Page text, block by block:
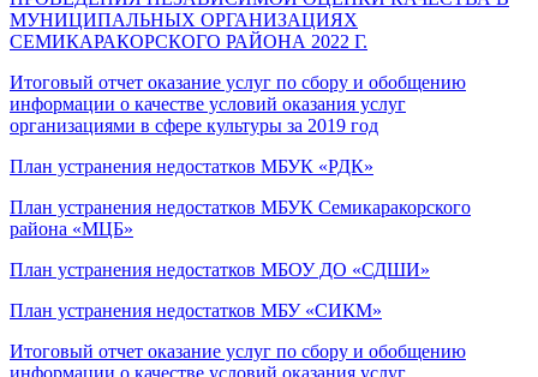
МУНИЦИПАЛЬНЫХ ОРГАНИЗАЦИЯХ
СЕМИКАРАКОРСКОГО РАЙОНА 2022 Г.
Итоговый отчет оказание услуг по сбору и обобщению
информации о качестве условий оказания услуг
организациями в сфере культуры за 2019 год
План устранения недостатков МБУК «РДК»
План устранения недостатков МБУК Семикаракорского
района «МЦБ»
План устранения недостатков МБОУ ДО «СДШИ»
План устранения недостатков МБУ «СИКМ»
Итоговый отчет оказание услуг по сбору и обобщению